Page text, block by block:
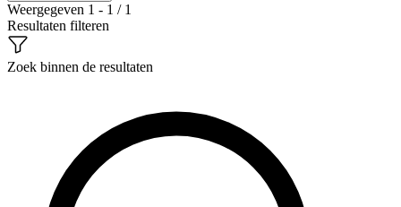
Weergegeven 1 - 1 / 1
Resultaten filteren
Zoek binnen de resultaten